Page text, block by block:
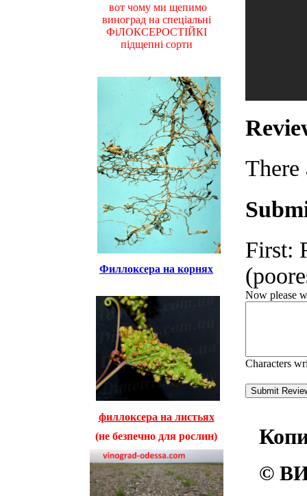
вот чому ми щепимо
виноград на спеціальні
ФіЛОКСЕРОСТІЙКІ
підщепні сорти
Филлоксера на корнях
филлоксера на листьях
(не безпечно для рослин)
There
First:
Now please
Characters
©